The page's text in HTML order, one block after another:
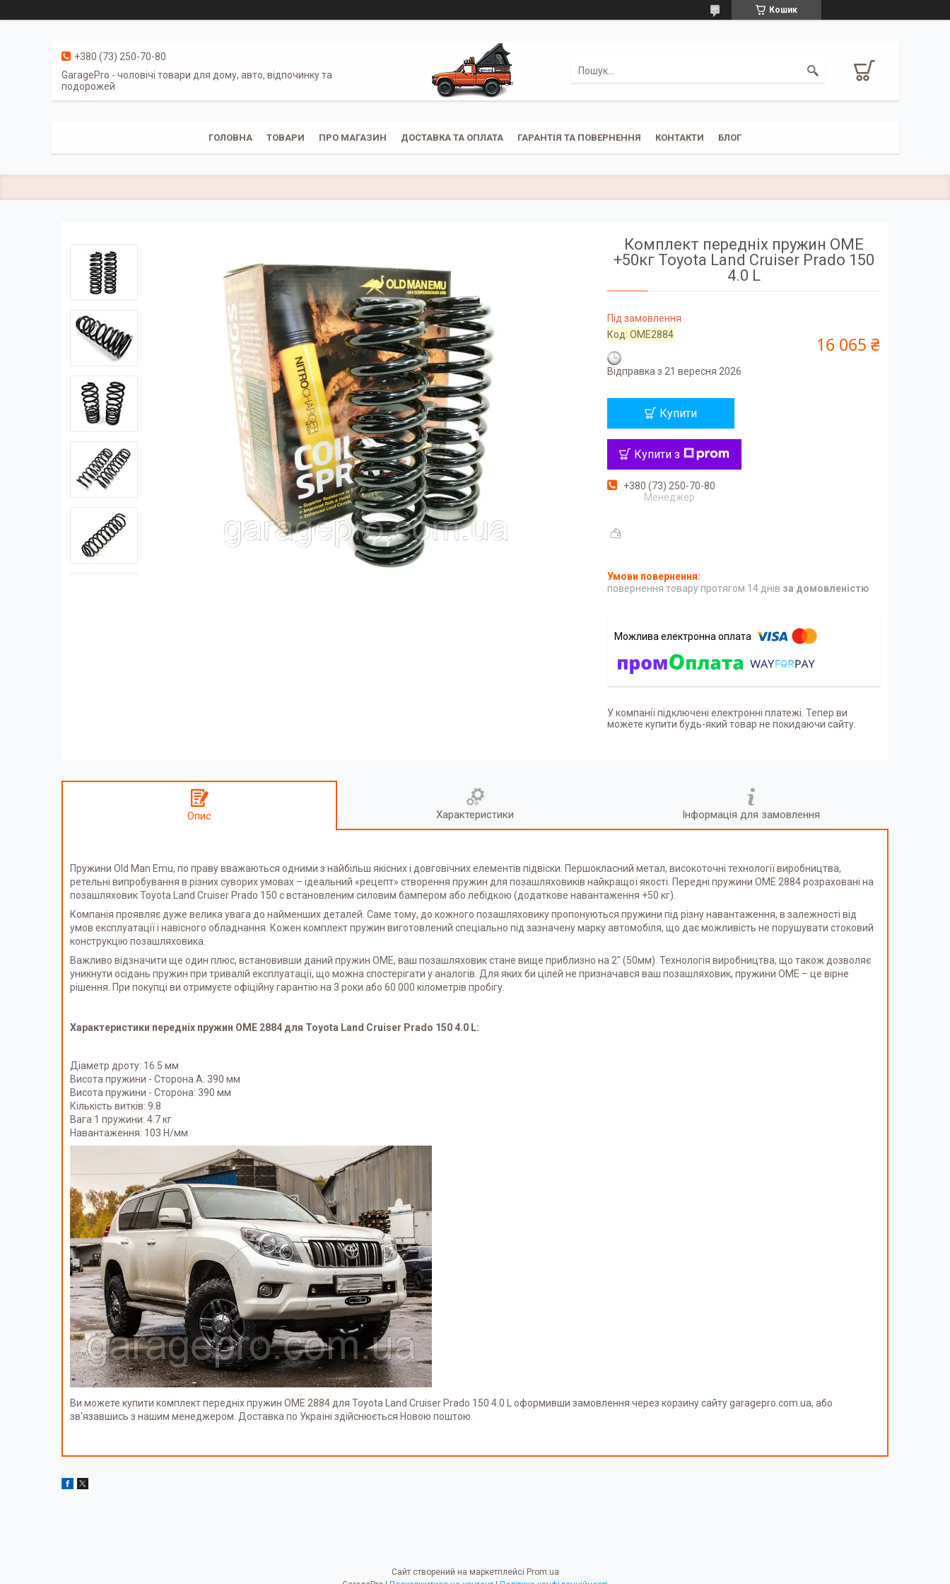
Кошик
+380 (73) 250-70-80
GaragePro - чоловічі товари для дому, авто, відпочинку та
подорожей
ГОЛОВНА ТОВАРИ ПРО МАГАЗИН ДОСТАВКА ТА ОПЛАТА ГАРАНТІЯ ТА ПОВЕРНЕННЯ КОНТАКТИ БЛОГ
Комплект передніх пружин OME
+50кг Toyota Land Cruiser Prado 150
4.0 L
Під замовлення
Код:OME2884
Відправка з 21 вересня 2026
16 065 ₴
Купити
Купити з
+380 (73) 250-70-80
Менеджер
повернення товару протягом 14 днів за домовленістю
У компанії підключені електронні платежі. Тепер ви
можете купити будь-який товар не покидаючи сайту.
Опис Характеристики Інформація для замовлення
Пружини Old Man Emu, по праву вважаються одними з найбільш якісних і довговічних елементів підвіски. Першокласний метал, високоточні технології виробництва,
ретельні випробування в різних суворих умовах – ідеальний «рецепт» створення пружин для позашляховиків найкращої якості. Передні пружини OME 2884 розраховані на
позашляховик Toyota Land Cruiser Prado 150 c встановленим силовим бампером або лебідкою (додаткове навантаження +50 кг).
Компанія проявляє дуже велика увага до найменших деталей. Саме тому, до кожного позашляховику пропонуються пружини під різну навантаження, в залежності від
умов експлуатації і навісного обладнання. Кожен комплект пружин виготовлений спеціально під зазначену марку автомобіля, що дає можливість не порушувати стоковий
конструкцію позашляховика.
Важливо відзначити ще один плюс, встановивши даний пружин OME, ваш позашляховик стане вище приблизно на 2" (50мм). Технологія виробництва, що також дозволяє
уникнути осідань пружин при тривалій експлуатації, що можна спостерігати у аналогів. Для яких би цілей не призначався ваш позашляховик, пружини OME – це вірне
рішення. При покупці ви отримуєте офіційну гарантію на 3 роки або 60 000 кілометрів пробігу.
Характеристики передніх пружин OME 2884 для Toyota Land Cruiser Prado 150 4.0 L:
Діаметр дроту: 16.5 мм
Висота пружини - Сторона А: 390 мм
Висота пружини - Сторона: 390 мм
Кількість витків: 9.8
Вага 1 пружини: 4.7 кг
Навантаження: 103 Н/мм
Ви можете купити комплект передніх пружин OME 2884 для Toyota Land Cruiser Prado 150 4.0 L оформивши замовлення через корзину сайту garagepro.com.ua, або
зв'язавшись з нашим менеджером. Доставка по Україні здійснюється Новою поштою.
Сайт створений на маркетплейсі Prom.ua